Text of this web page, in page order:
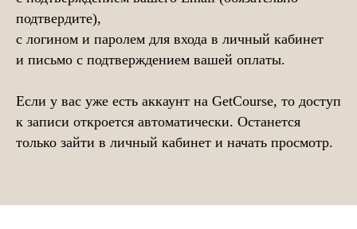
подтвердите),
с логином и паролем для входа в личный кабинет
и письмо с подтверждением вашей оплаты.
Если у вас уже есть аккаунт на GetCourse, то доступ
к записи откроется автоматически. Останется
только зайти в личный кабинет и начать просмотр.